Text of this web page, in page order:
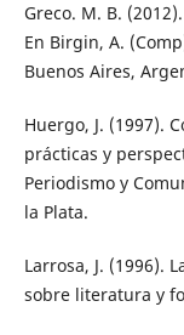
Greco. M. B.
En Birgin, A.
Buenos Aires,
Huergo, J. (1997).
prácticas y
Periodismo y
la Plata.
Larrosa, J. (1996).
sobre literatura y